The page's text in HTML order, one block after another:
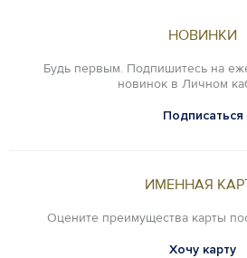
НОВИНКИ
Будь первым. Подпишитесь на
новинок в Личном
Подписаться
ИМЕННАЯ
Оцените преимущества карты
Хочу карту